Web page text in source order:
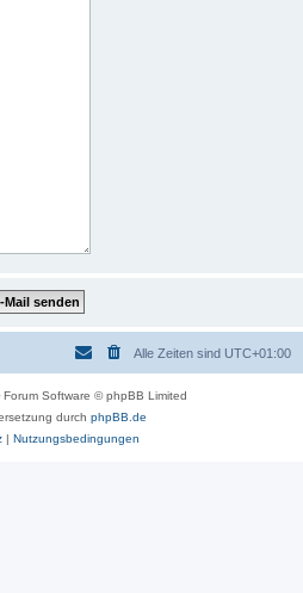
Alle Zeiten sind UTC+01:00
Forum Software © phpBB Limited
durch phpBB.de
| Nutzungsbedingungen